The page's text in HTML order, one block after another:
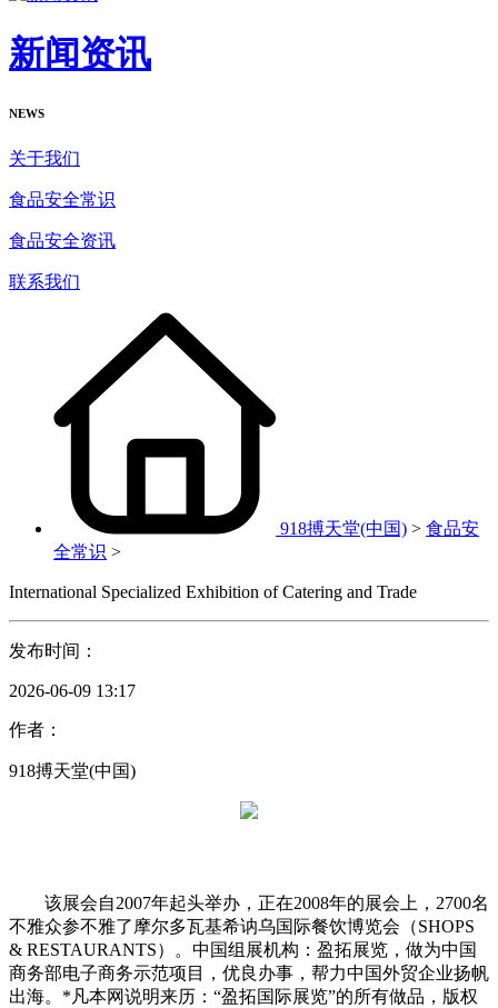
新闻资讯
NEWS
关于我们
食品安全常识
食品安全资讯
联系我们
918搏天堂(中国) > 食品安
全常识 >
International Specialized Exhibition of Catering and Trade
发布时间：
2026-06-09 13:17
作者：
918搏天堂(中国)
该展会自2007年起头举办，正在2008年的展会上，2700名
不雅众参不雅了摩尔多瓦基希讷乌国际餐饮博览会（SHOPS
& RESTAURANTS）。中国组展机构：盈拓展览，做为中国
商务部电子商务示范项目，优良办事，帮力中国外贸企业扬帆
出海。*凡本网说明来历：“盈拓国际展览”的所有做品，版权